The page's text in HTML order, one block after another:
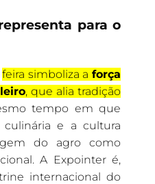
para o
feira simboliza a força
, que alia tradição
tempo em que
culinária e a cultura
do agro como
A Expointer é,
internacional do